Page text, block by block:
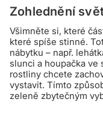
Zohlednění
Všimněte si, které
které spíše stinné.
nábytku – např.
slunci a houpačka ve
rostliny chcete
vystavit. Tímto
zeleně zbytečným